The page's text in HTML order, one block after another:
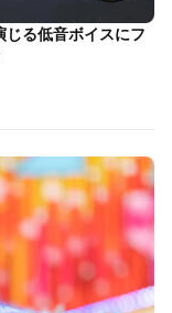
じる低音ボイスにフ